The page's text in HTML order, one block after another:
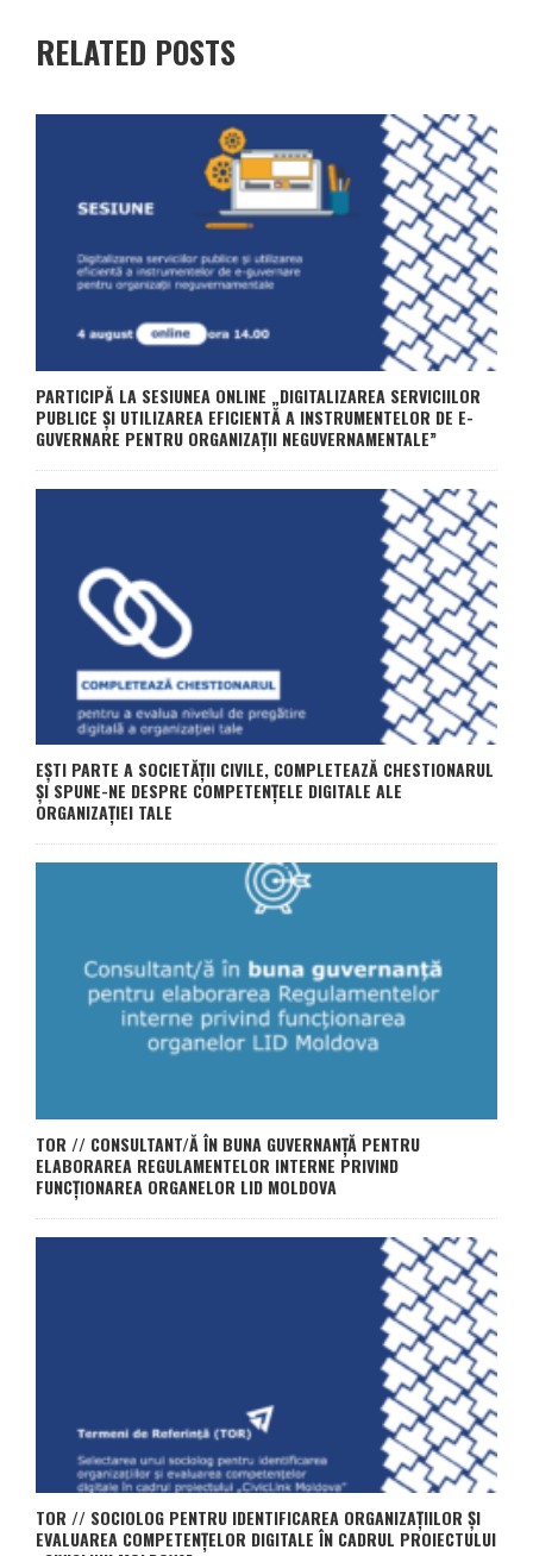
RELATED POSTS
PARTICIPĂ LA SESIUNEA ONLINE „DIGITALIZAREA SERVICIILOR
PUBLICE ȘI UTILIZAREA EFICIENTĂ A INSTRUMENTELOR DE E-
GUVERNARE PENTRU ORGANIZAȚII NEGUVERNAMENTALE”
EȘTI PARTE A SOCIETĂȚII CIVILE, COMPLETEAZĂ CHESTIONARUL
ȘI SPUNE-NE DESPRE COMPETENȚELE DIGITALE ALE
ORGANIZAȚIEI TALE
TOR // CONSULTANT/Ă ÎN BUNA GUVERNANȚĂ PENTRU
ELABORAREA REGULAMENTELOR INTERNE PRIVIND
FUNCȚIONAREA ORGANELOR LID MOLDOVA
TOR // SOCIOLOG PENTRU IDENTIFICAREA ORGANIZAȚIILOR ȘI
EVALUAREA COMPETENȚELOR DIGITALE ÎN CADRUL PROIECTULUI